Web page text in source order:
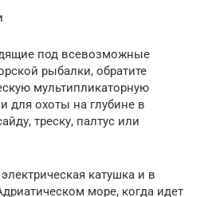
под всевозможные
рыбалки, обратите
мультипликаторную
для охоты на глубине в
треску, палтус или
катушка и в
море, когда идет